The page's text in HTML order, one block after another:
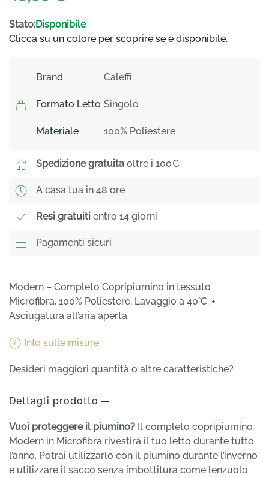
Disponibile
Brand Caleffi
Formato Letto Singolo
Materiale 100% Poliestere
Spedizione gratuita oltre i 100€
A casa tua in 48 ore
Resi gratuiti entro 14 giorni
Pagamenti sicuri
Modern – Completo Copripiumino in tessuto
Microfibra, 100% Poliestere, Lavaggio a 40°C. +
Asciugatura all’aria aperta
Info sulle misure
Desideri maggiori quantità o altre caratteristiche?
Dettagli prodotto
Vuoi proteggere il piumino? Il completo copripiumino
Modern in Microfibra rivestirà il tuo letto durante tutto
l’anno. Potrai utilizzarlo con il piumino durante l’inverno
e utilizzare il sacco senza imbottitura come lenzuolo